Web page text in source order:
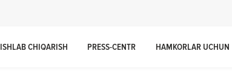
ISHLAB CHIQARISH PRESS-CENTR HAMKORLAR UCHUN